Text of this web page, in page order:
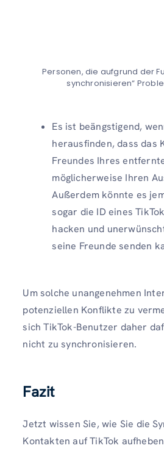
Personen, die aufgrund der
synchronisieren“
Es ist beängstigend,
herausfinden, dass das
Freundes Ihres
möglicherweise Ihren
Außerdem könnte es
sogar die ID eines
hacken und
seine Freunde senden
Um solche unangenehmen
potenziellen Konflikte zu
sich TikTok-Benutzer daher
nicht zu synchronisieren.
Fazit
Jetzt wissen Sie, wie Sie die
Kontakten auf TikTok